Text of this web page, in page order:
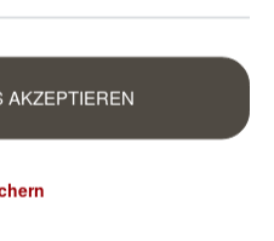
AKZEPTIEREN